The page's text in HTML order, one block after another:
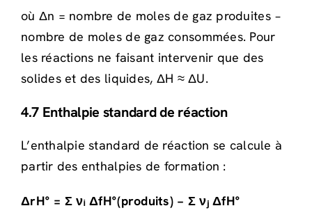
où Δn = nombre de moles de gaz produites −
nombre de moles de gaz consommées. Pour
les réactions ne faisant intervenir que des
solides et des liquides, ΔH ≈ ΔU.
4.7 Enthalpie standard de réaction
L’enthalpie standard de réaction se calcule à
partir des enthalpies de formation :
ΔrH° = Σ νᵢ ΔfH°(produits) − Σ νⱼ ΔfH°